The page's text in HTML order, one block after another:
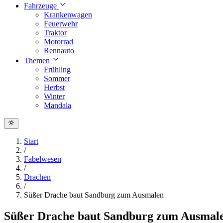
Fahrzeuge
Krankenwagen
Feuerwehr
Traktor
Motorrad
Rennauto
Themen
Frühling
Sommer
Herbst
Winter
Mandala
Start
/
Fabelwesen
/
Drachen
/
Süßer Drache baut Sandburg zum Ausmalen
Süßer Drache baut Sandburg zum